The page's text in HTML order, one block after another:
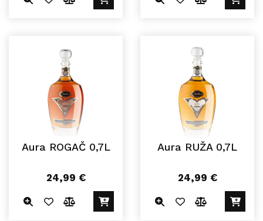
Aura ROGAČ 0,7L
24,99 €
Aura RUŽA 0,7L
24,99 €